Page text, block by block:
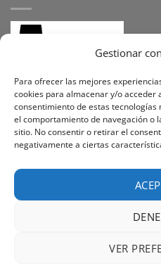
Gestionar
Para ofrecer las mejores
cookies para almacenar y/o acceder
consentimiento de estas
el comportamiento de navegación o
sitio. No consentir o retirar el
negativamente a ciertas
VER
SÍGUENOS